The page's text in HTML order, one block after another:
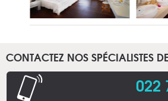
CONTACTEZ NOS SPÉCIALISTES
022